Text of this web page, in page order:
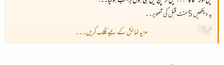
یہ دیکھیں 5 منٹ قبل کی تصویر۔۔​
مزید نمائش کے لیے کلک کریں۔۔۔